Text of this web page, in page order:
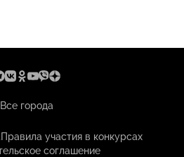
Все города
Правила участия в конкурсах
соглашение